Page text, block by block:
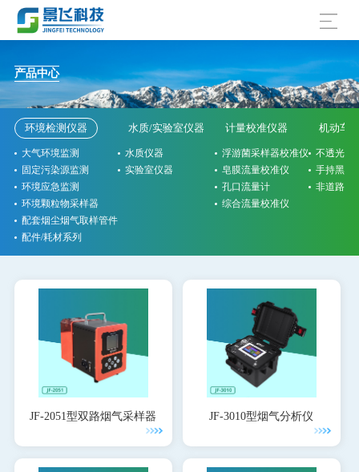
产品中心
环境检测仪器
大气环境监测
固定污染源监测
环境应急监测
环境颗粒物采样器
配套烟尘烟气取样管件
配件/耗材系列
水质/实验室仪器
水质仪器
实验室仪器
计量校准仪器
浮游菌采样器校准仪
皂膜流量校准仪
孔口流量计
综合流量校准仪
机动车
不透光烟
手持黑烟
非道路检
JF-2051型双路烟气采样器 JF-3010型烟气分析仪